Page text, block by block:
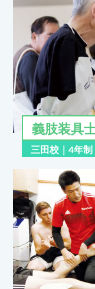
義肢装具
三田校｜4年制